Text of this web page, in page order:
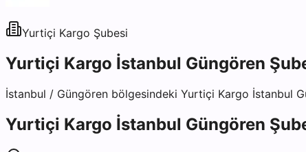
Yurtiçi Kargo Şubesi
Yurtiçi Kargo İstanbul Güngören
İstanbul / Güngören bölgesindeki Yurtiçi Kargo İstanbul
Yurtiçi Kargo İstanbul Güngören